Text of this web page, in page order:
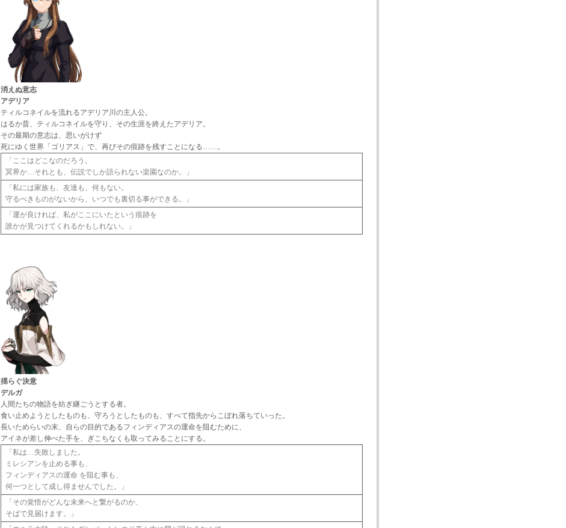
消えぬ意志
アデリア
ティルコネイルを流れるアデリア川の主人公。
はるか昔、ティルコネイルを守り、その生涯を終えたアデリア。
その最期の意志は、思いがけず
死にゆく世界「ゴリアス」で、再びその痕跡を残すことになる……。
「ここはどこなのだろう。
冥界か…それとも、伝説でしか語られない楽園なのか。」
「私には家族も、友達も、何もない。
守るべきものがないから、いつでも裏切る事ができる。」
「運が良ければ、私がここにいたという痕跡を
誰かが見つけてくれるかもしれない。」
揺らぐ決意
デルガ
人間たちの物語を紡ぎ継ごうとする者。
食い止めようとしたものも、守ろうとしたものも、すべて指先からこぼれ落ちていった。
長いためらいの末、自らの目的であるフィンディアスの運命を阻むために、
アイネが差し伸べた手を、ぎこちなくも取ってみることにする。
「私は…失敗しました。
ミレシアンを止める事も、
フィンディアスの運命 を阻む事も、
何一つとして成し得ませんでした。」
「その覚悟がどんな未来へと繋がるのか、
そばで見届けます。」